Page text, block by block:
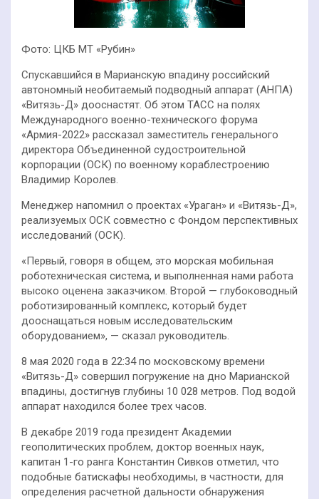
Фото: ЦКБ МТ «Рубин»
Спускавшийся в Марианскую впадину российский
автономный необитаемый подводный аппарат (АНПА)
«Витязь-Д» дооснастят. Об этом ТАСС на полях
Международного военно-технического форума
«Армия-2022» рассказал заместитель генерального
директора Объединенной судостроительной
корпорации (ОСК) по военному кораблестроению
Владимир Королев.
Менеджер напомнил о проектах «Ураган» и «Витязь-Д»,
реализуемых ОСК совместно с Фондом перспективных
исследований (ОСК).
«Первый, говоря в общем, это морская мобильная
роботехническая система, и выполненная нами работа
высоко оценена заказчиком. Второй — глубоководный
роботизированный комплекс, который будет
дооснащаться новым исследовательским
оборудованием», — сказал руководитель.
8 мая 2020 года в 22:34 по московскому времени
«Витязь-Д» совершил погружение на дно Марианской
впадины, достигнув глубины 10 028 метров. Под водой
аппарат находился более трех часов.
В декабре 2019 года президент Академии
геополитических проблем, доктор военных наук,
капитан 1-го ранга Константин Сивков отметил, что
подобные батискафы необходимы, в частности, для
определения расчетной дальности обнаружения